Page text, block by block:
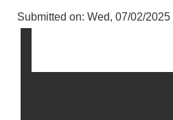
Submitted on: Wed, 07/02/2025